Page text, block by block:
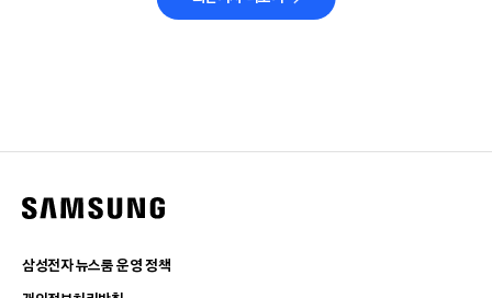
삼성전자 뉴스룸 운영 정책